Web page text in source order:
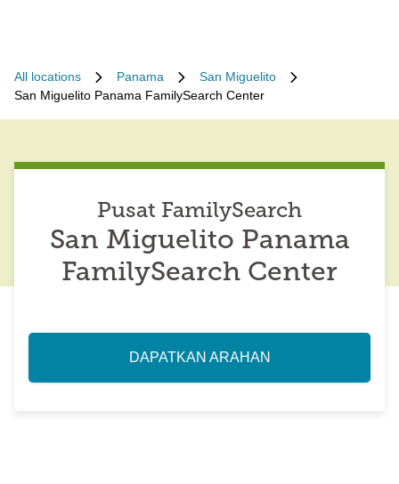
All locations Panama
San Miguelito
San Miguelito Panama FamilySearch Center
Pusat FamilySearch
San Miguelito Panama
FamilySearch Center
DAPATKAN ARAHAN